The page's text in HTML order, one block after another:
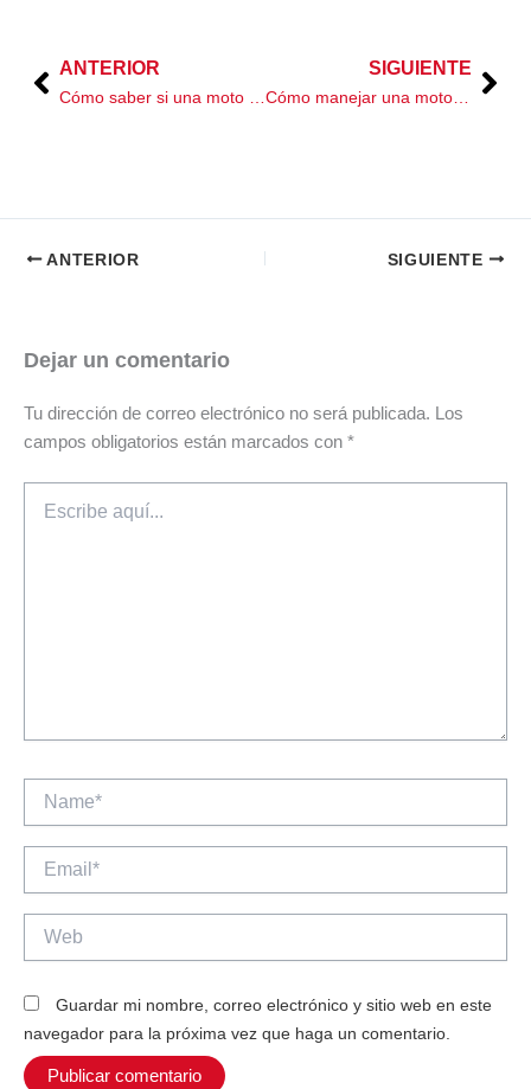
Prev
ANTERIOR
Cómo saber si una moto usada fue robada antes de comprarla
SIGUIENTE
Cómo manejar una moto en lluvia de forma segura
ANTERIOR SIGUIENTE
Dejar un comentario
Tu dirección de correo electrónico no será publicada.
Los
campos obligatorios están marcados con *
aquí...
Web
Guardar mi nombre, correo electrónico y sitio web en este
navegador para la próxima vez que haga un comentario.